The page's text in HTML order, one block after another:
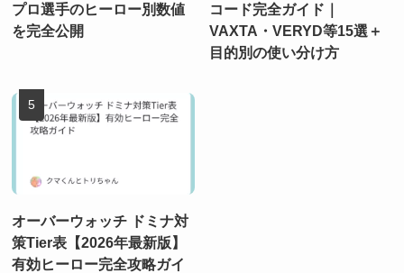
プロ選手のヒーロー別数値
を完全公開
コード完全ガイド｜
VAXTA・VERYD等15選＋
目的別の使い分け方
オーバーウォッチ ドミナ対
策Tier表【2026年最新版】
有効ヒーロー完全攻略ガイ